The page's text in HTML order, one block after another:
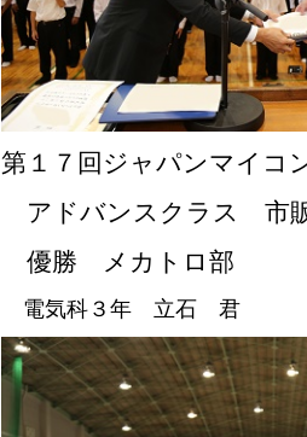
第１７回ジャパンマイコ
アドバンスクラス 市
優勝
メカトロ部
電気科３年 立石 君